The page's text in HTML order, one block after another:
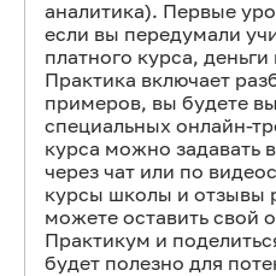
аналитика). Первые
если вы передумали
платного курса,
Практика включает
примеров, вы будете
специальных онлайн-
курса можно задавать
через чат или по
курсы школы и отзывы
можете оставить свой
Практикум и
будет полезно для